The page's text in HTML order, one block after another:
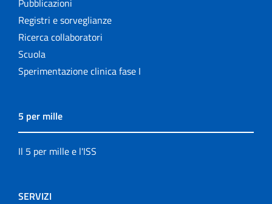
Pubblicazioni
Registri e sorveglianze
Ricerca collaboratori
Scuola
Sperimentazione clinica fase I
5 per mille
Il 5 per mille e l'ISS
SERVIZI